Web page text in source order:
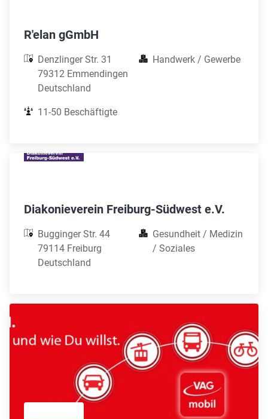
R'elan gGmbH
Denzlinger Str. 31
79312 Emmendingen
Deutschland
Handwerk / Gewerbe
11-50 Beschäftigte
Diakonieverein Freiburg-Südwest e.V.
Bugginger Str. 44
79114 Freiburg
Deutschland
Gesundheit / Medizin
/ Soziales